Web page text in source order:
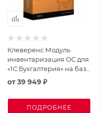
Клеверенс Модуль
инвентаризация ОС для
«1С:Бухгалтерия» на базе
Mobile SMARTS
от39 949 ₽
ПОДРОБНЕЕ